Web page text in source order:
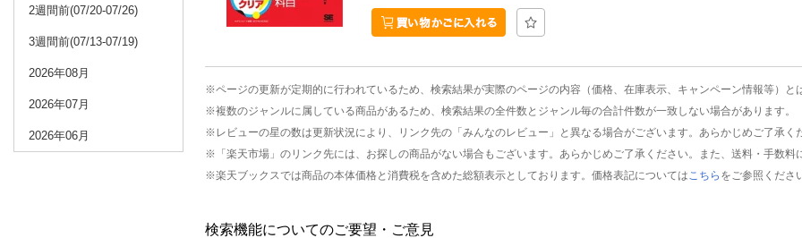
2週間前(07/20-07/26)
3週間前(07/13-07/19)
2026年08月
2026年07月
2026年06月
※ページの更新が定期的に行われているため、検索結果が実際のページの内容（価格、在庫表示、キャンペーン情報等）と
※複数のジャンルに属している商品があるため、検索結果の全件数とジャンル毎の合計件数が一致しない場合があります。
※レビューの星の数は更新状況により、リンク先の「みんなのレビュー」と異なる場合がございます。あらかじめご了承く
※「楽天市場」のリンク先には、お探しの商品がない場合もございます。あらかじめご了承ください。また、送料・手数料
※楽天ブックスでは商品の本体価格と消費税を含めた総額表示としております。価格表記については こちら をご参照くださ
検索機能についてのご要望・ご意見